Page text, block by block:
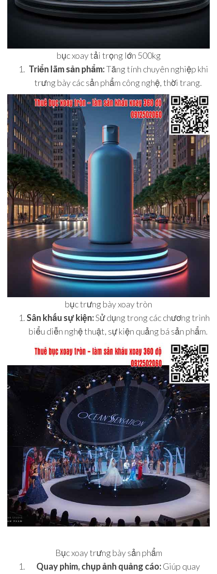
bục xoay tải trọng lớn 500kg
Triển lãm sản phẩm:Tăng tính chuyên nghiệp khi
trưng bày các sản phẩm công nghệ, thời trang.
bục trưng bày xoay tròn
Sân khấu sự kiện:Sử dụng trong các chương trình
biểu diễn nghệ thuật, sự kiện quảng bá sản phẩm.
Bục xoay trưng bày sản phẩm
Quay phim, chụp ảnh quảng cáo:Giúp quay